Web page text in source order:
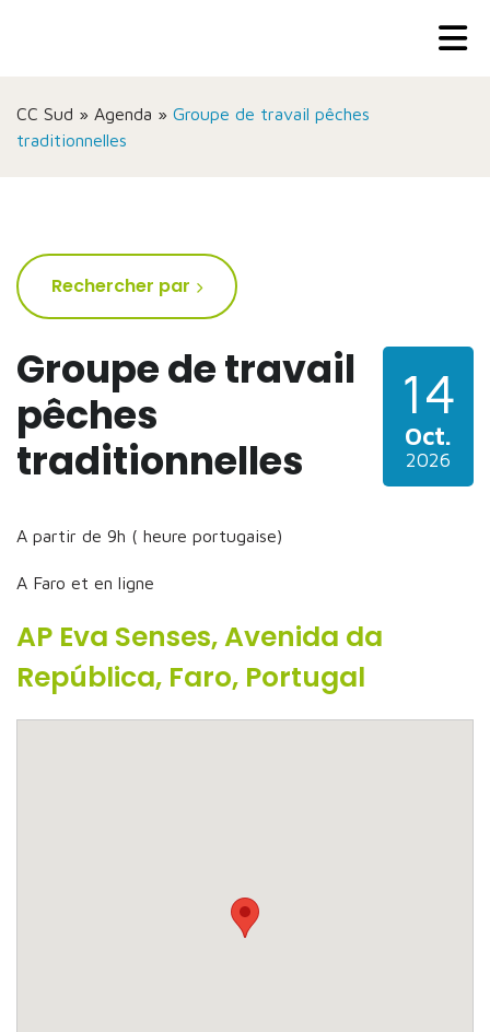
CC Sud » Agenda » Groupe de travail pêches
traditionnelles
Groupe de travail
pêches
traditionnelles
A partir de 9h ( heure portugaise)
A Faro et en ligne
14
Oct.
2026
AP Eva Senses, Avenida da
República, Faro, Portugal
Rechercher par